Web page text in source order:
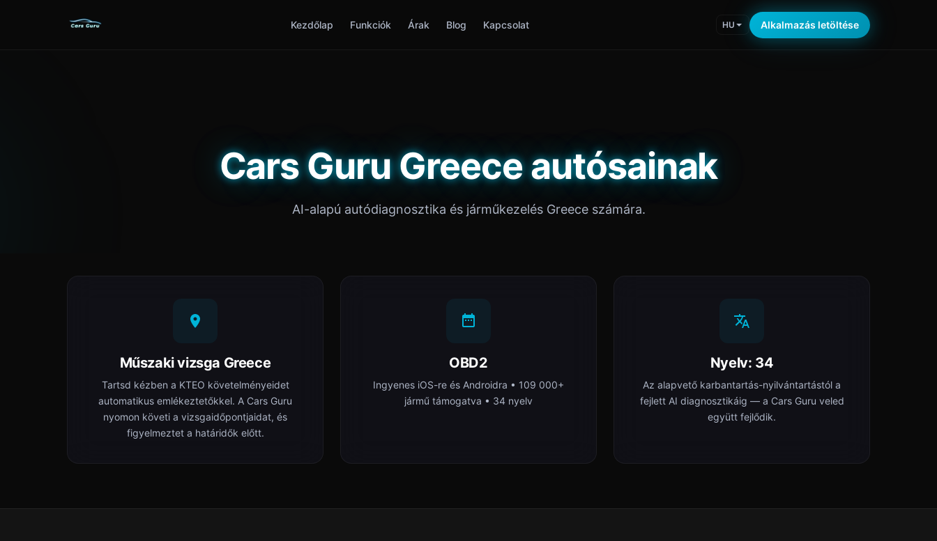
Kezdőlap Funkciók Árak Blog Kapcsolat HU Alkalmazás letöltése
Cars Guru Greece autósainak
AI-alapú autódiagnosztika és járműkezelés Greece számára.
Műszaki vizsga Greece
Tartsd kézben a ΚΤΕΟ követelményeidet
automatikus emlékeztetőkkel. A Cars Guru
nyomon követi a vizsgaidőpontjaidat, és
figyelmeztet a határidők előtt.
OBD2
Ingyenes iOS-re és Androidra • 109 000+
jármű támogatva • 34 nyelv
Nyelv: 34
Az alapvető karbantartás-nyilvántartástól a
fejlett AI diagnosztikáig — a Cars Guru veled
együtt fejlődik.